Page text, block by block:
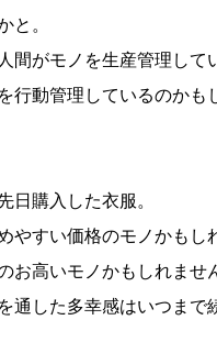
と。
間がモノを生産管理して
行動管理しているのかも
日購入した衣服。
やすい価格のモノかもし
お高いモノかもしれませ
通した多幸感はいつまで